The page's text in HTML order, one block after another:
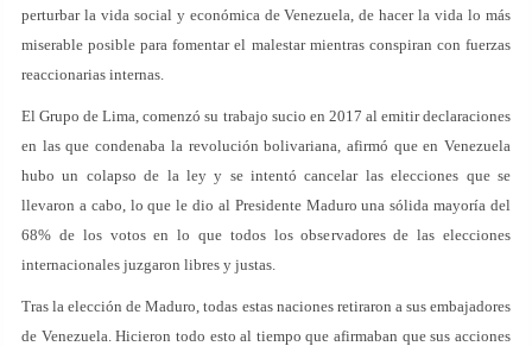
perturbar la vida social y económica de Venezuela, de hacer la vida lo más
miserable posible para fomentar el malestar mientras conspiran con fuerzas
reaccionarias internas.
El Grupo de Lima, comenzó su trabajo sucio en 2017 al emitir declaraciones
en las que condenaba la revolución bolivariana, afirmó que en Venezuela
hubo un colapso de la ley y se intentó cancelar las elecciones que se
llevaron a cabo, lo que le dio al Presidente Maduro una sólida mayoría del
68% de los votos en lo que todos los observadores de las elecciones
internacionales juzgaron libres y justas.
Tras la elección de Maduro, todas estas naciones retiraron a sus embajadores
de Venezuela. Hicieron todo esto al tiempo que afirmaban que sus acciones